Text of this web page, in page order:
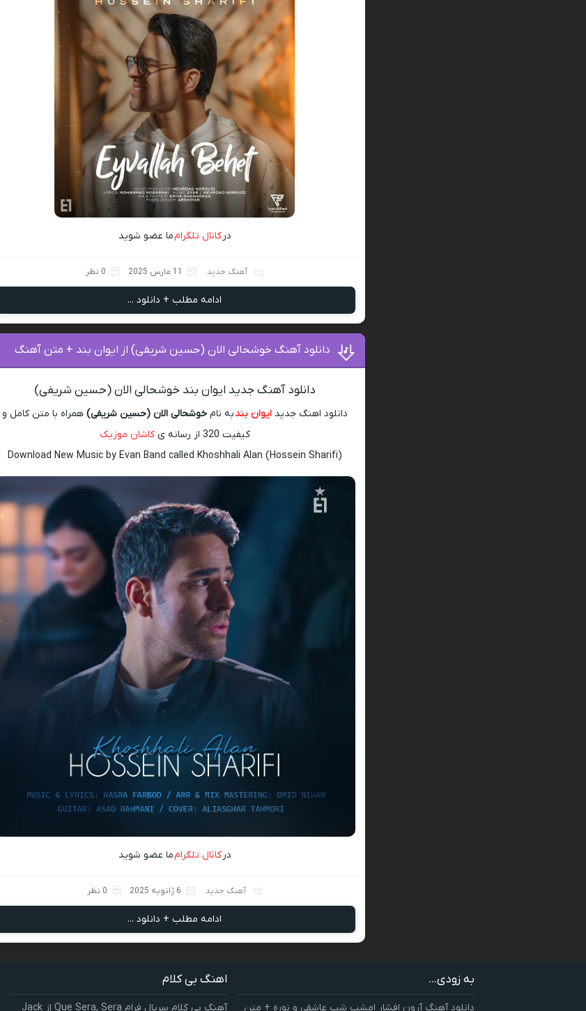
درکانال تلگرامما عضو شوید
آهنگ جدید 11 مارس 2025 0 نظر
ادامه مطلب + دانلود ...
دانلود آهنگ خوشحالی الان (حسین شریفی) از ایوان بند + متن آهنگ
دانلود آهنگ جدید ایوان بند خوشحالی الان (حسین شریفی)
دانلود اهنگ جدیدایوان بندبه نامخوشحالی الان (حسین شریفی) همراه با متن کامل و
کیفیت 320 از رسانه ی
کاشان موزیک
Download New Music by Evan Band called Khoshhali Alan (Hossein Sharifi)
درکانال تلگرامما عضو شوید
آهنگ جدید 6 ژانویه 2025 0 نظر
ادامه مطلب + دانلود ...
به زودی...
دانلود آهنگ آرون افشار امشب شب عاشقی و نوره + متن
اهنگ بی کلام
آهنگ بی کلام سریال فرام Que Sera, Sera از Jack